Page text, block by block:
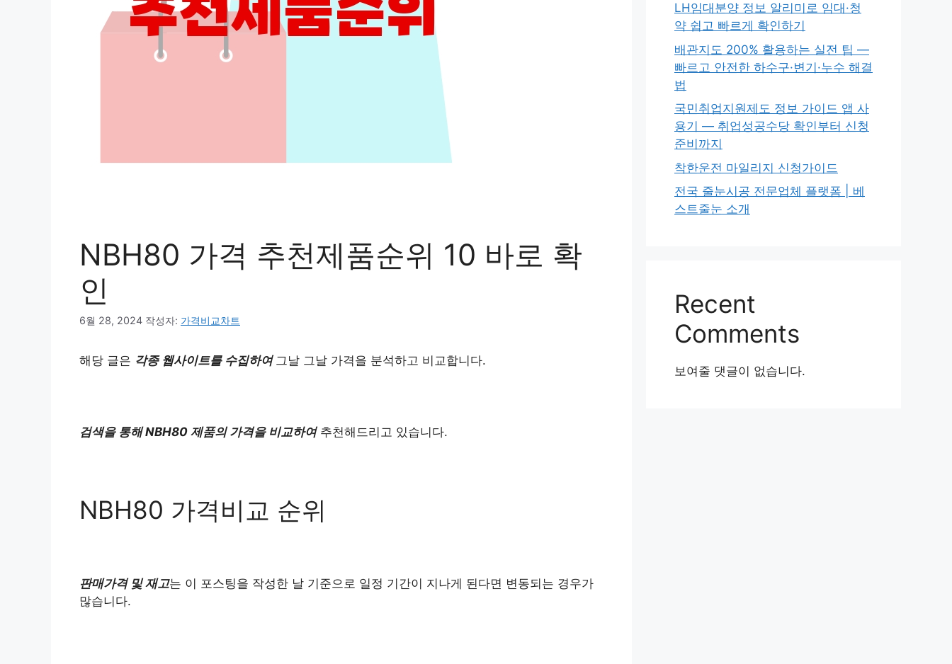
NBH80 가격 추천제품순위 10 바로 확
인
6월 28, 2024 작성자: 가격비교차트
해당 글은 각종 웹사이트를 수집하여 그날 그날 가격을 분석하고 비교합니다.
검색을 통해 NBH80 제품의 가격을 비교하여추천해드리고 있습니다.
NBH80 가격비교 순위
판매가격 및 재고는 이 포스팅을 작성한 날 기준으로 일정 기간이 지나게 된다면 변동되는 경우가
많습니다.
LH임대분양 정보 알리미로 임대·청
약 쉽고 빠르게 확인하기
배관지도 200% 활용하는 실전 팁 —
빠르고 안전한 하수구·변기·누수 해결
법
국민취업지원제도 정보 가이드 앱 사
용기 — 취업성공수당 확인부터 신청
준비까지
착한운전 마일리지 신청가이드
전국 줄눈시공 전문업체 플랫폼 | 베
스트줄눈 소개
Recent
Comments
보여줄 댓글이 없습니다.